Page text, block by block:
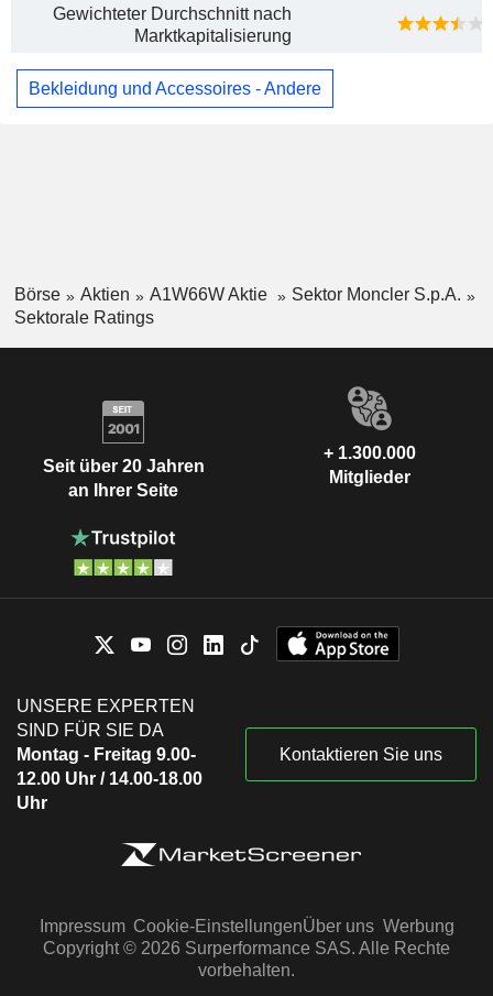
Gewichteter Durchschnitt nach
Marktkapitalisierung
Bekleidung und Accessoires - Andere
Börse Aktien A1W66W Aktie
Sektor Moncler S.p.A.
Sektorale Ratings
Seit über 20 Jahren
an Ihrer Seite
+ 1.300.000
Mitglieder
UNSERE EXPERTEN
SIND FÜR SIE DA
Montag - Freitag 9.00-
12.00 Uhr / 14.00-18.00
Uhr
Kontaktieren Sie uns
Impressum Cookie-EinstellungenÜber uns Werbung
Copyright © 2026 Surperformance SAS. Alle Rechte
vorbehalten.